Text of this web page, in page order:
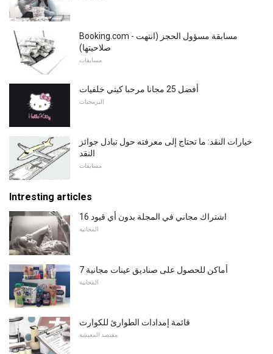
Booking.com - مسابقة مسؤول الحجز (انتهت
صلاحيتها)
مسابقات
أفضل 25 مجانا مرحبا كيتي خلفيات
البرمجيات
خيارات النقد: ما تحتاج إلى معرفته حول تبادل جوائز
النقد
مسابقات
Intresting articles
16 اشتراك مجاني في المجلة بدون أي قيود
المجانية
7 أماكن للحصول على صناديق عينات مجانية
المجانية
قائمة إمدادات الطوارئ للكوارث
مقتصد المعيشة